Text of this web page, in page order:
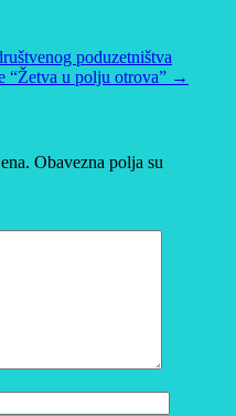
poduzetništva
“Žetva u polju otrova” →
Obavezna polja su